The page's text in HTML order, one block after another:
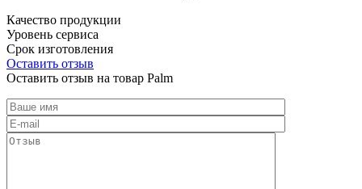
Качество продукции
Уровень сервиса
Срок изготовления
Оставить отзыв
Оставить отзыв на товар Palm